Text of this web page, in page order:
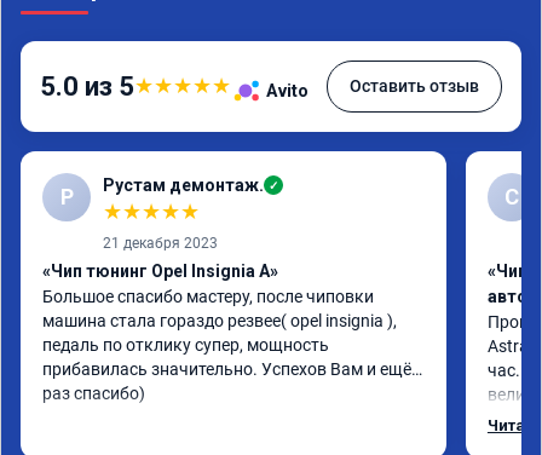
5.0 из 5★★★★★ Avito Оставить отзыв
Р Рустам демонтаж. ✓
★★★★★
21 декабря 2023
«Чип тюнинг Opel Insignia A»
Большое спасибо мастеру, после чиповки
машина стала гораздо резвее( opel insignia ),
педаль по отклику супер, мощность
прибавилась значительно. Успехов Вам и ещё
раз спасибо)
С
«Чип
Astra
час.